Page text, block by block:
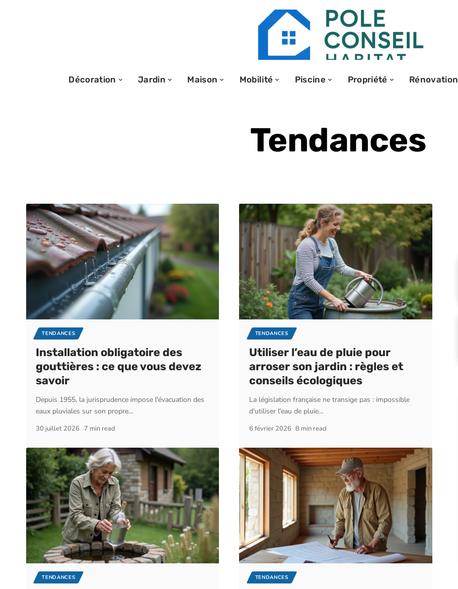
Décoration Jardin Maison Mobilité Piscine Propriété Rénovation
Tendances
TENDANCES
Installation obligatoire des
gouttières : ce que vous devez
savoir
Depuis 1955, la jurisprudence impose l'évacuation des
eaux pluviales sur son propre…
30 juillet 2026 7 min read
TENDANCES
Utiliser l’eau de pluie pour
arroser son jardin : règles et
conseils écologiques
La législation française ne transige pas : impossible
d'utiliser l'eau de pluie…
6 février 2026 8 min read
TENDANCES TENDANCES